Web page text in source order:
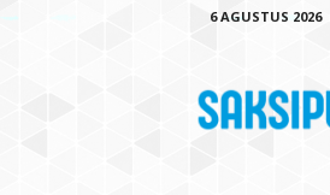
6 AGUSTUS 2026
k
s